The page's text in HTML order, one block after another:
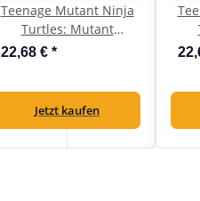
Teenage Mutant Ninja
Turtles: Mutant
Mayhem Ninja Shouts
Ninja Shouts Sortiment
22,68 € *
Jetzt kaufen